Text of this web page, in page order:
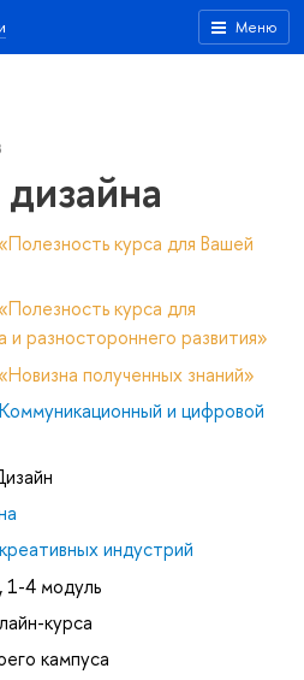
Меню
курса для Вашей
курса для
и разностороннего развития»
полученных знаний»
Коммуникационный и цифровой
индустрий
1-4 модуль
курса
кампуса